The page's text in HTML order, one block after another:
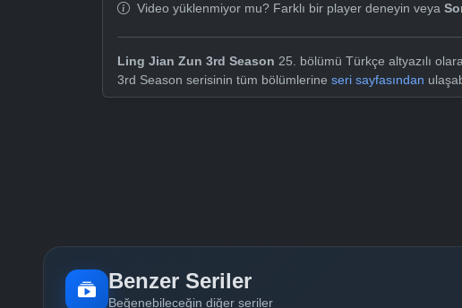
Video yüklenmiyor mu? Farklı bir player deneyin veya
Ling Jian Zun 3rd Season 25. bölümü Türkçe altyazılı
3rd Season serisinin tüm bölümlerine seri sayfasından
Benzer Seriler
Beğenebileceğin diğer seriler